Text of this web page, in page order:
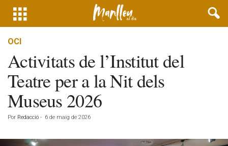
OCI
Activitats de l’Institut del
Teatre per a la Nit dels
Museus 2026
Por Redacció - 6 de maig de 2026